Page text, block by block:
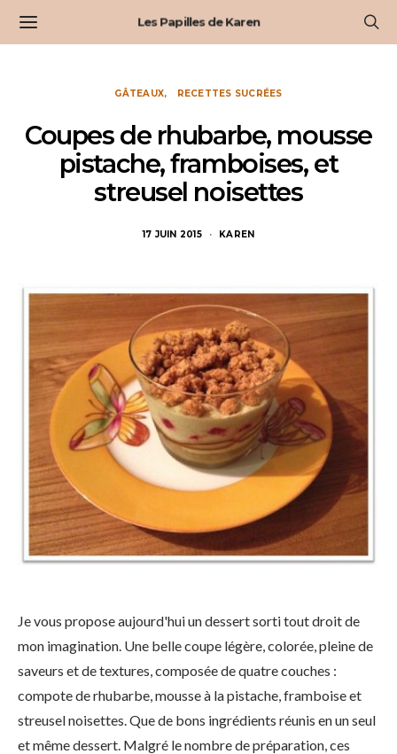
Les Papilles de Karen
GÂTEAUX RECETTES SUCRÉES
Coupes de rhubarbe, mousse
pistache, framboises, et
streusel noisettes
17 JUIN 2015 KAREN
Je vous propose aujourd'hui un dessert sorti tout droit de
mon imagination. Une belle coupe légère, colorée, pleine de
saveurs et de textures, composée de quatre couches :
compote de rhubarbe, mousse à la pistache, framboise et
streusel noisettes. Que de bons ingrédients réunis en un seul
et même dessert. Malgré le nombre de préparation, ces